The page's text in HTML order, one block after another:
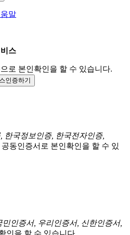
말
스
로 본인확인을 할 수 있습니다.
인증하기
한국정보인증, 한국전자인증,
동인증서로 본인확인을 할 수 있
민인증서, 우리인증서, 신한인증서,